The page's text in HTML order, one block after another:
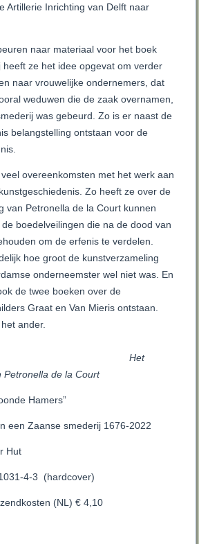
Artillerie Inrichting van Delft naar
naar materiaal voor het boek
heeft ze het idee opgevat om verder
naar vrouwelijke ondernemers, dat
weduwen die de zaak overnamen,
was gebeurd. Zo is er naast de
belangstelling ontstaan voor de
overeenkomsten met het werk aan
Zo heeft ze over de
van Petronella de la Court kunnen
boedelveilingen die na de dood van
om de erfenis te verdelen.
hoe groot de kunstverzameling
onderneemster wel niet was. En
de twee boeken over de
Graat en Van Mieris ontstaan.
uit het ander.
Petronella de la Court
Hamers”
een Zaanse smederij 1676-2022
Hut
4-3 (hardcover)
(NL) € 4,10